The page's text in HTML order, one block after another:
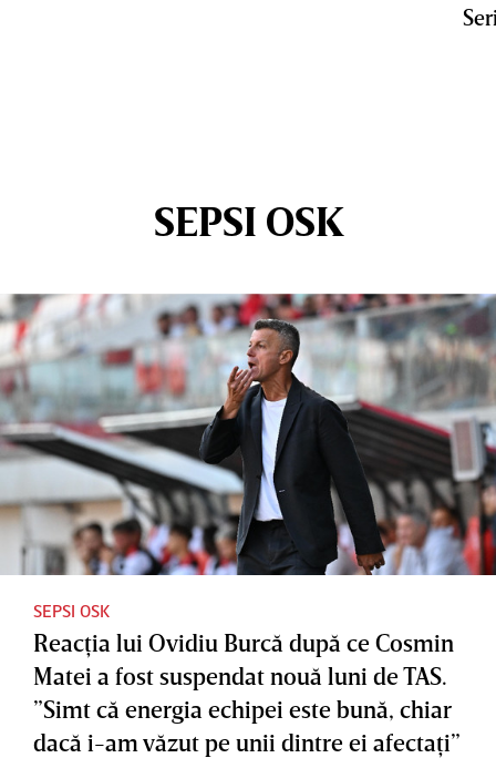
SEPSI OSK
SEPSI OSK
Reacţia lui Ovidiu Burcă după ce Cosmin
Matei a fost suspendat nouă luni de TAS.
”Simt că energia echipei este bună, chiar
dacă i-am văzut pe unii dintre ei afectaţi”